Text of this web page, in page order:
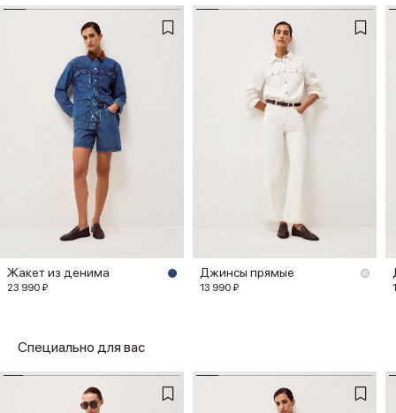
Жакет из денима
23 990 ₽
Джинсы прямые
13 990 ₽
Специально для вас